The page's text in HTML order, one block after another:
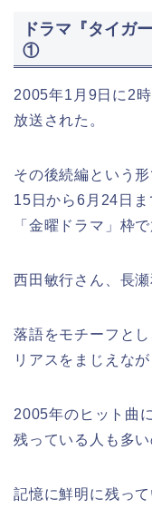
ドラマ『タイガ
①
2005年1月9日に2
放送された。
その後続編という
15日から6月24日
「金曜ドラマ」枠
西田敏行さん、長
落語をモチーフと
リアスをまじえな
2005年のヒット曲
残っている人も多
記憶に鮮明に残っ